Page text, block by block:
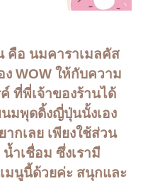
คือ นมคาราเมลคัส
WOW ให้กับความ
ที่พี่เจ้าของร้านได้
มพุดดิ้งญี่ปุ่นนั้งเอง
กเลย เพียงใช้ส่วน
ำเชื่อม ซึ่งเรามี
มนูนี้ด้วยค่ะ สนุกและ